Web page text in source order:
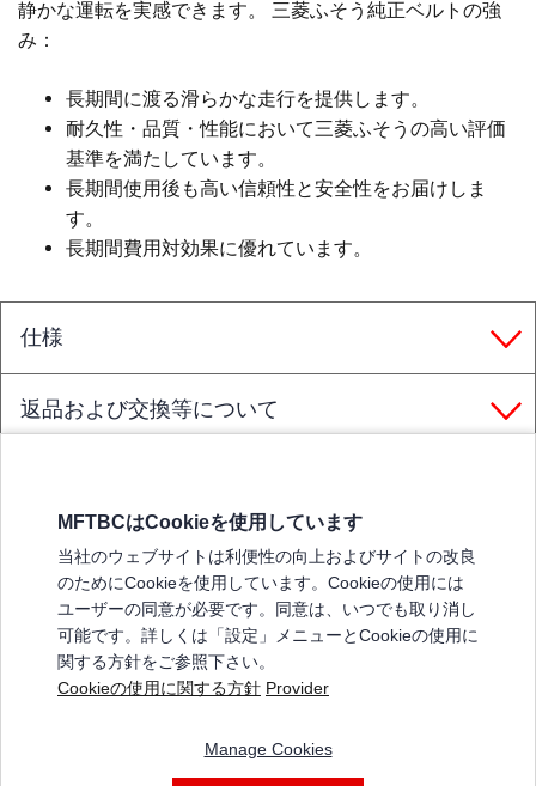
静かな運転を実感できます。 三菱ふそう純正ベルトの強
み：
長期間に渡る滑らかな走行を提供します。
耐久性・品質・性能において三菱ふそうの高い評価
基準を満たしています。
長期間使用後も高い信頼性と安全性をお届けしま
す。
長期間費用対効果に優れています。
仕様
返品および交換等について
弊社の製品について
販売店リスト
よくある質問 / お問い合わせ
特定商取引法に基づく表記
三菱ふそうショップ_利用規約
MFTBCはCookieを使用しています
当社のウェブサイトは利便性の向上およびサイトの改良
のためにCookieを使用しています。Cookieの使用には
ユーザーの同意が必要です。同意は、いつでも取り消し
可能です。詳しくは「設定」メニューとCookieの使用に
関する方針をご参照下さい。
Cookieの使用に関する方針 Provider
Manage Cookies